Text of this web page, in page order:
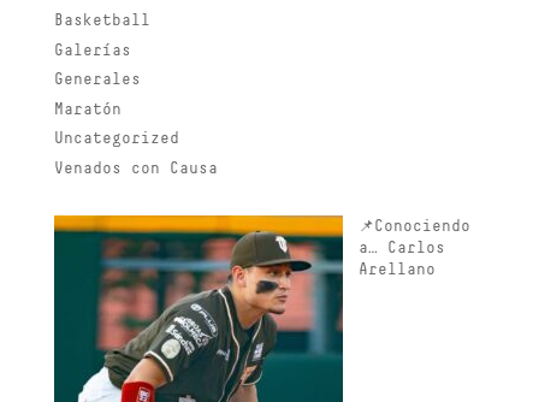
Basketball
Galerías
Generales
Maratón
Uncategorized
Venados con Causa
📌Conociendo
a… Carlos
Arellano